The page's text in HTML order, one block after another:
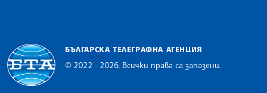
БЪЛГАРСКА ТЕЛЕГРАФНА АГЕНЦИЯ
© 2022 - 2026, Всички права са запазени.